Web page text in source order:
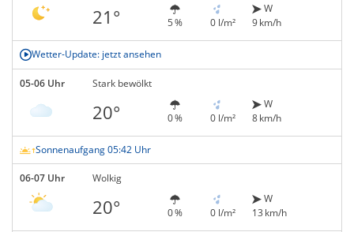
21° 5 % 0 l/m²
W
9 km/h
Wetter-Update: jetzt ansehen
05-06 Uhr Stark bewölkt
20° 0 % 0 l/m²
W
8 km/h
Sonnenaufgang 05:42 Uhr
06-07 Uhr Wolkig
20° 0 % 0 l/m²
W
13 km/h